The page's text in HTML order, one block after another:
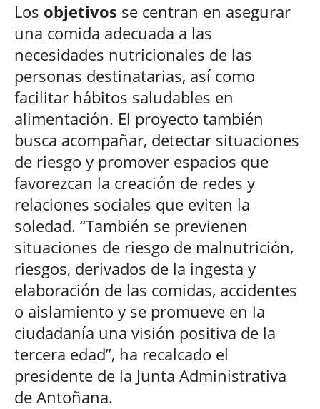
Los objetivos se centran en asegurar
una comida adecuada a las
necesidades nutricionales de las
personas destinatarias, así como
facilitar hábitos saludables en
alimentación. El proyecto también
busca acompañar, detectar situaciones
de riesgo y promover espacios que
favorezcan la creación de redes y
relaciones sociales que eviten la
soledad. “También se previenen
situaciones de riesgo de malnutrición,
riesgos, derivados de la ingesta y
elaboración de las comidas, accidentes
o aislamiento y se promueve en la
ciudadanía una visión positiva de la
tercera edad”, ha recalcado el
presidente de la Junta Administrativa
de Antoñana.